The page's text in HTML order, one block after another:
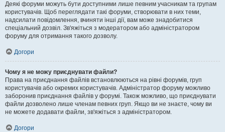
Деякі форуми можуть бути доступними лише певним учасникам та групам
користувачів. Щоб переглядати такі форуми, створювати в них теми,
надсилати повідомлення, вчиняти інші дії, вам може знадобитися
спеціальний дозвіл. Зв'яжіться з модератором або адміністратором
форуму для отримання такого дозволу.
Догори
Чому я не можу приєднувати файли?
Права на приєднання файлів встановлюються на рівні форумів, груп
користувачів або окремих користувачів. Адміністратор форуму можливо
заборонив приєднання файлів у форумі. Також можливо, що приєднувати
файли дозволено лише членам певних груп. Якщо ви не знаєте, чому ви
не можете додавати файли, зв'яжіться з адміністратором.
Догори